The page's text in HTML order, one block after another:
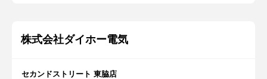
株式会社ダイホー電気
セカンドストリート 東脇店